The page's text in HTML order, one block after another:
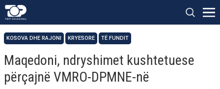
KOSOVA DHE RAJONI KRYESORE TË FUNDIT
Maqedoni, ndryshimet kushtetuese
përçajnë VMRO-DPMNE-në